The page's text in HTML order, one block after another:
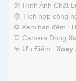
💯 Hình Ành Chất
🤖️ Tích hợp công
✪ Xem ban đêm :
♊ Camera Dòng
️☣️ Ưu Điểm : Xoay